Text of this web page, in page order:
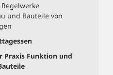
und Bauteile von
Praxis Funktion und